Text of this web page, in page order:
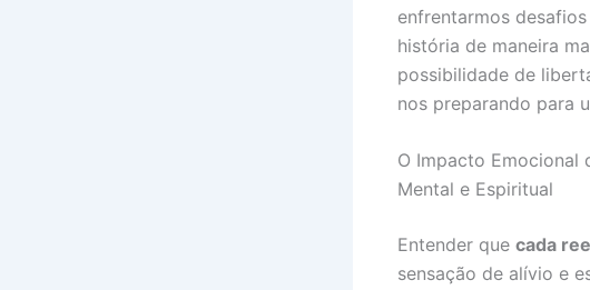
enfrentarmos
história de maneira
possibilidade de
nos preparando para
O Impacto Emocional
Mental e Espiritual
Entender que cada
sensação de alívio e